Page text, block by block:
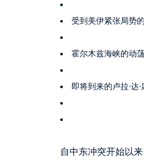
受到美伊紧张局势
霍尔木兹海峡的动
即将到来的卢拉·达
自中东冲突开始以